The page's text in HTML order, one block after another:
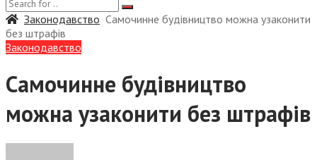
Законодавство Самочинне будівництво можна узаконити
без штрафів
Законодавство
Самочинне будівництво
можна узаконити без штрафів